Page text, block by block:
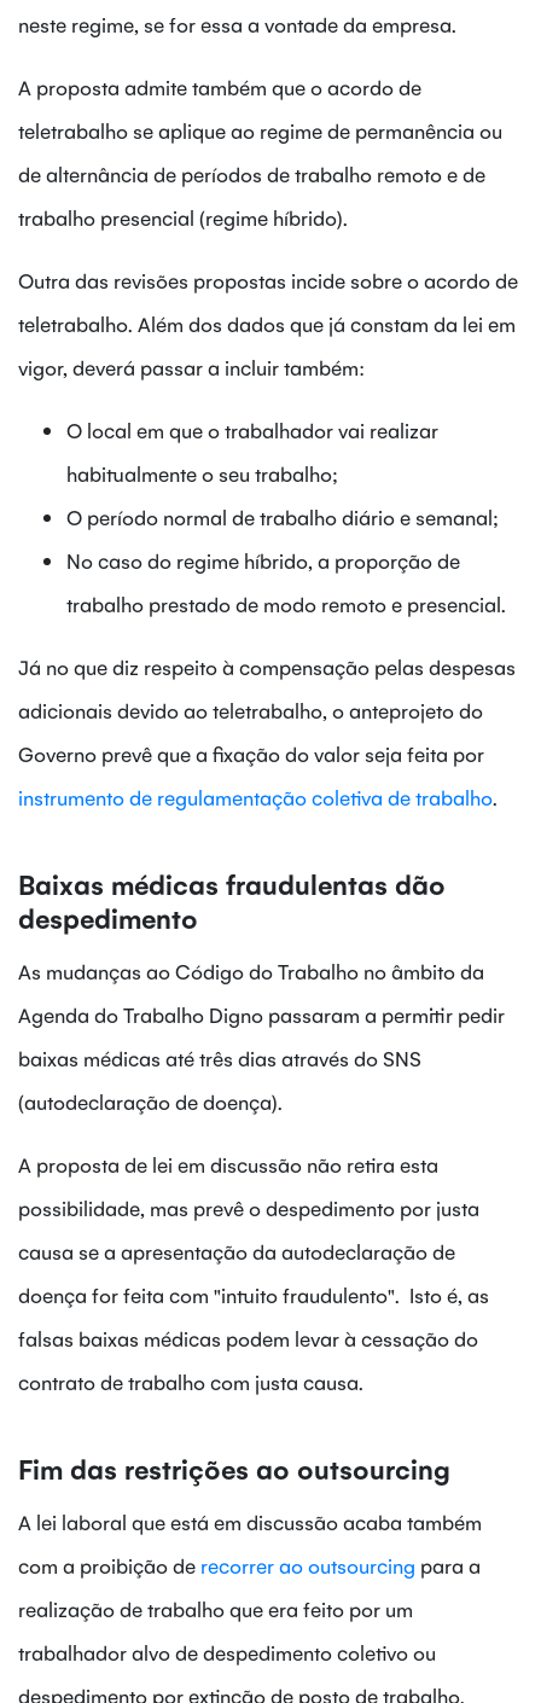
neste regime, se for essa a vontade da empresa.
A proposta admite também que o acordo de
teletrabalho se aplique ao regime de permanência ou
de alternância de períodos de trabalho remoto e de
trabalho presencial (regime híbrido).
Outra das revisões propostas incide sobre o acordo de
teletrabalho. Além dos dados que já constam da lei em
vigor, deverá passar a incluir também:
O local em que o trabalhador vai realizar
habitualmente o seu trabalho;
O período normal de trabalho diário e semanal;
No caso do regime híbrido, a proporção de
trabalho prestado de modo remoto e presencial.
Já no que diz respeito à compensação pelas despesas
adicionais devido ao teletrabalho, o anteprojeto do
Governo prevê que a fixação do valor seja feita por
instrumento de regulamentação coletiva de trabalho.
Baixas médicas fraudulentas dão
despedimento
As mudanças ao Código do Trabalho no âmbito da
Agenda do Trabalho Digno passaram a permitir pedir
baixas médicas até três dias através do SNS
(autodeclaração de doença).
A proposta de lei em discussão não retira esta
possibilidade, mas prevê o despedimento por justa
causa se a apresentação da autodeclaração de
doença for feita com "intuito fraudulento". Isto é, as
falsas baixas médicas podem levar à cessação do
contrato de trabalho com justa causa.
Fim das restrições ao outsourcing
A lei laboral que está em discussão acaba também
com a proibição de recorrer ao outsourcing para a
realização de trabalho que era feito por um
trabalhador alvo de despedimento coletivo ou
despedimento por extinção de posto de trabalho.